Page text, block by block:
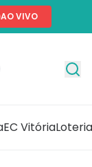
AO VIVO
EC Vitória